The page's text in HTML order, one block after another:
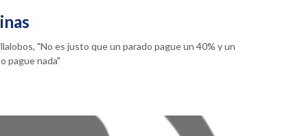
"No es justo que un parado pague un 40% y un
pague nada"